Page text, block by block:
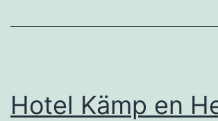
Hotel Kämp en